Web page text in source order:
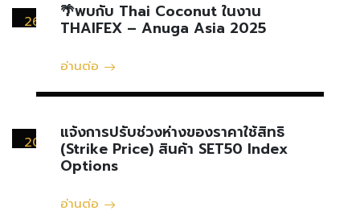
26
🌴พบกับ Thai Coconut ในงาน
THAIFEX – Anuga Asia 2025
อ่านต่อ
20
พฤษภาคม
แจ้งการปรับช่วงห่างของราคาใช้สิทธิ
(Strike Price) สินค้า SET50 Index
Options
อ่านต่อ